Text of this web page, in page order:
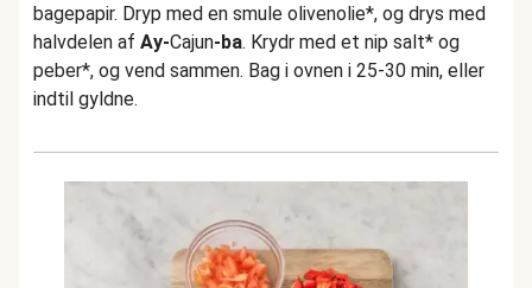
bagepapir. Dryp med en smule olivenolie*, og drys med
halvdelen af Ay-Cajun-ba. Krydr med et nip salt* og
peber*, og vend sammen. Bag i ovnen i 25-30 min, eller
indtil gyldne.